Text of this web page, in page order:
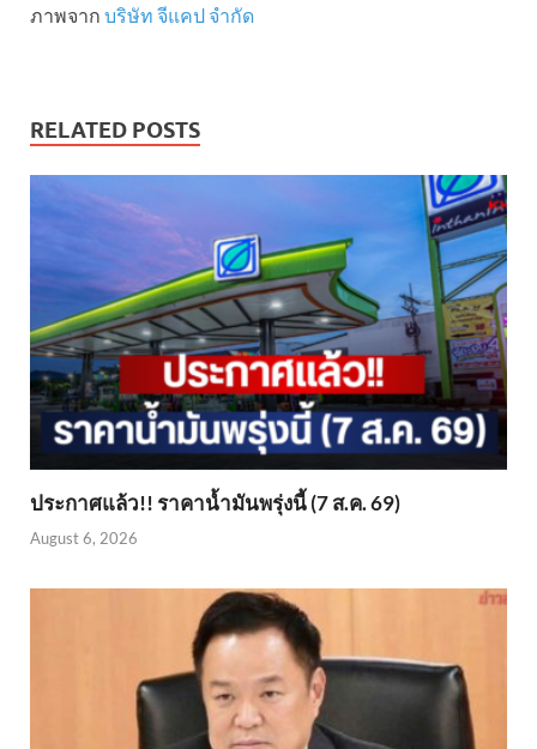
ภาพจาก บริษัท จีแคป จำกัด
RELATED POSTS
ประกาศแล้ว!! ราคาน้ำมันพรุ่งนี้ (7 ส.ค. 69)
August 6, 2026